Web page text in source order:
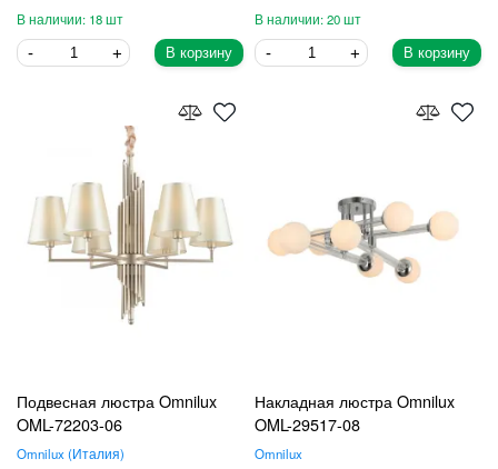
18
В корзину
20
В корзину
Подвесная люстра Omnilux
OML-72203-06
Omnilux Италия
Накладная люстра Omnilux
OML-29517-08
Omnilux